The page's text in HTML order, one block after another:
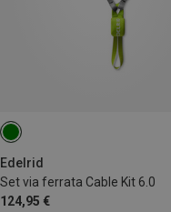
Edelrid
Set via ferrata Cable Kit 6.0
124,95 €